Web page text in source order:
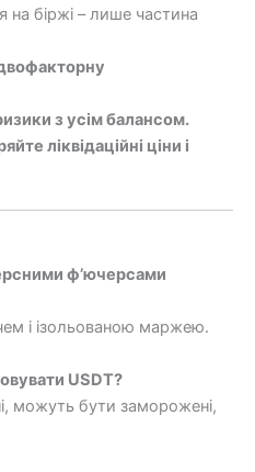
на біржі – лише частина
з усім балансом.
ліквідаційні ціни і
ф’ючерсами
і ізольованою маржею.
USDT?
можуть бути заморожені,